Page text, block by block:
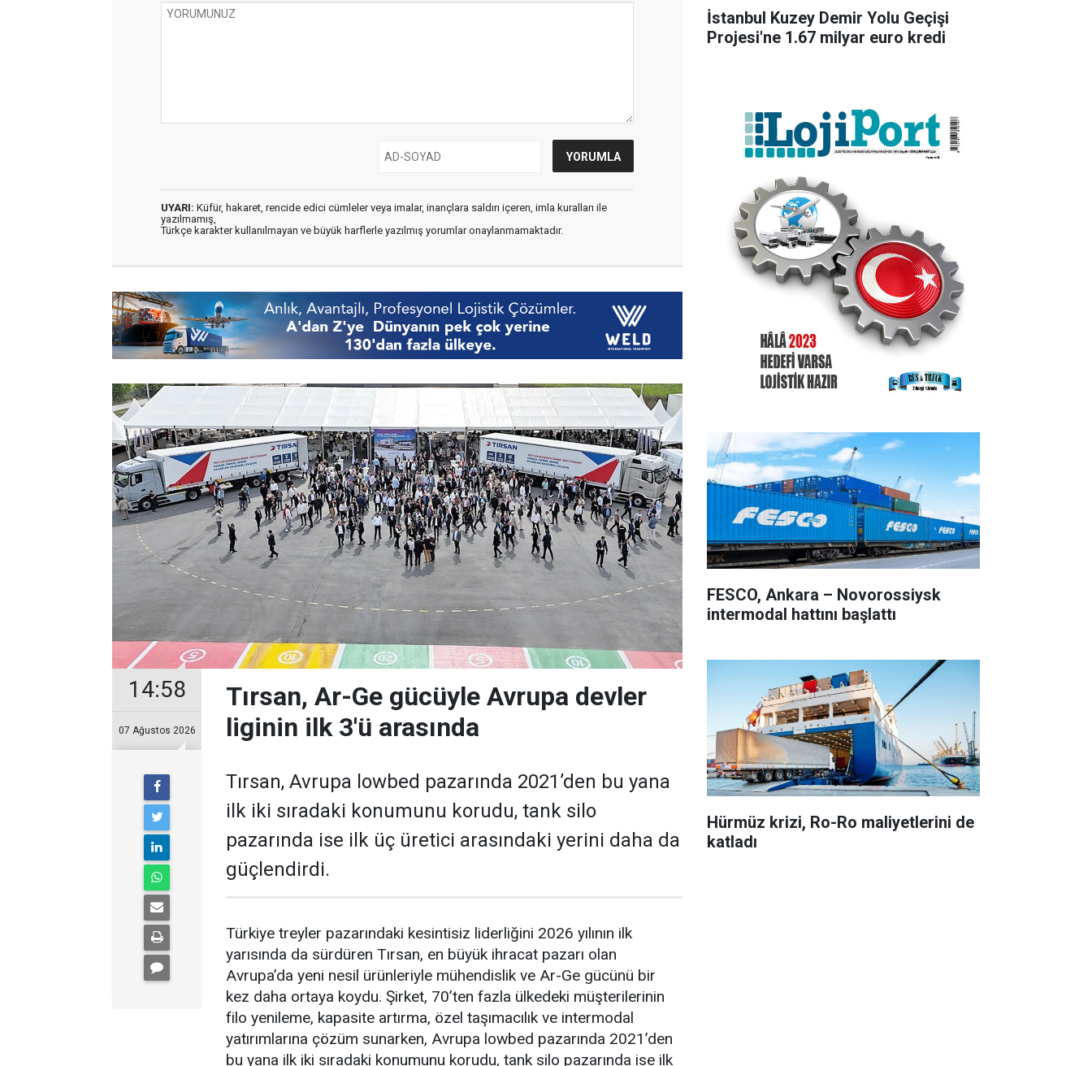
UYARI: Küfür, hakaret, rencide edici cümleler veya imalar, inançlara saldırı içeren, imla kuralları ile
yazılmamış,
Türkçe karakter kullanılmayan ve büyük harflerle yazılmış yorumlar onaylanmamaktadır.
14:58
07 Ağustos 2026
Tırsan, Ar-Ge gücüyle Avrupa devler
liginin ilk 3'ü arasında
Tırsan, Avrupa lowbed pazarında 2021’den bu yana
ilk iki sıradaki konumunu korudu, tank silo
pazarında ise ilk üç üretici arasındaki yerini daha da
güçlen­dirdi.
Türkiye treyler pazarın­daki kesintisiz liderliğini 2026 yılının ilk
yarısında da sürdüren Tırsan, en büyük ih­racat pazarı olan
Avrupa’da yeni nesil ürünleriyle mühendislik ve Ar-Ge gücünü bir
kez daha orta­ya koydu. Şirket, 70’ten fazla ül­kedeki müşterilerinin
filo yenile­me, kapasite artırma, özel taşıma­cılık ve intermodal
yatırımlarına çözüm sunarken, Avrupa lowbed pazarında 2021’den
bu yana ilk iki sıradaki konumunu korudu, tank silo pazarında ise ilk
İstanbul Kuzey Demir Yolu Geçişi
Projesi'ne 1.67 milyar euro kredi
FESCO, Ankara – Novorossiysk
intermodal hattını başlattı
Hürmüz krizi, Ro-Ro maliyetlerini de
katladı